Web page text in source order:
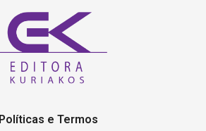
Políticas e Termos